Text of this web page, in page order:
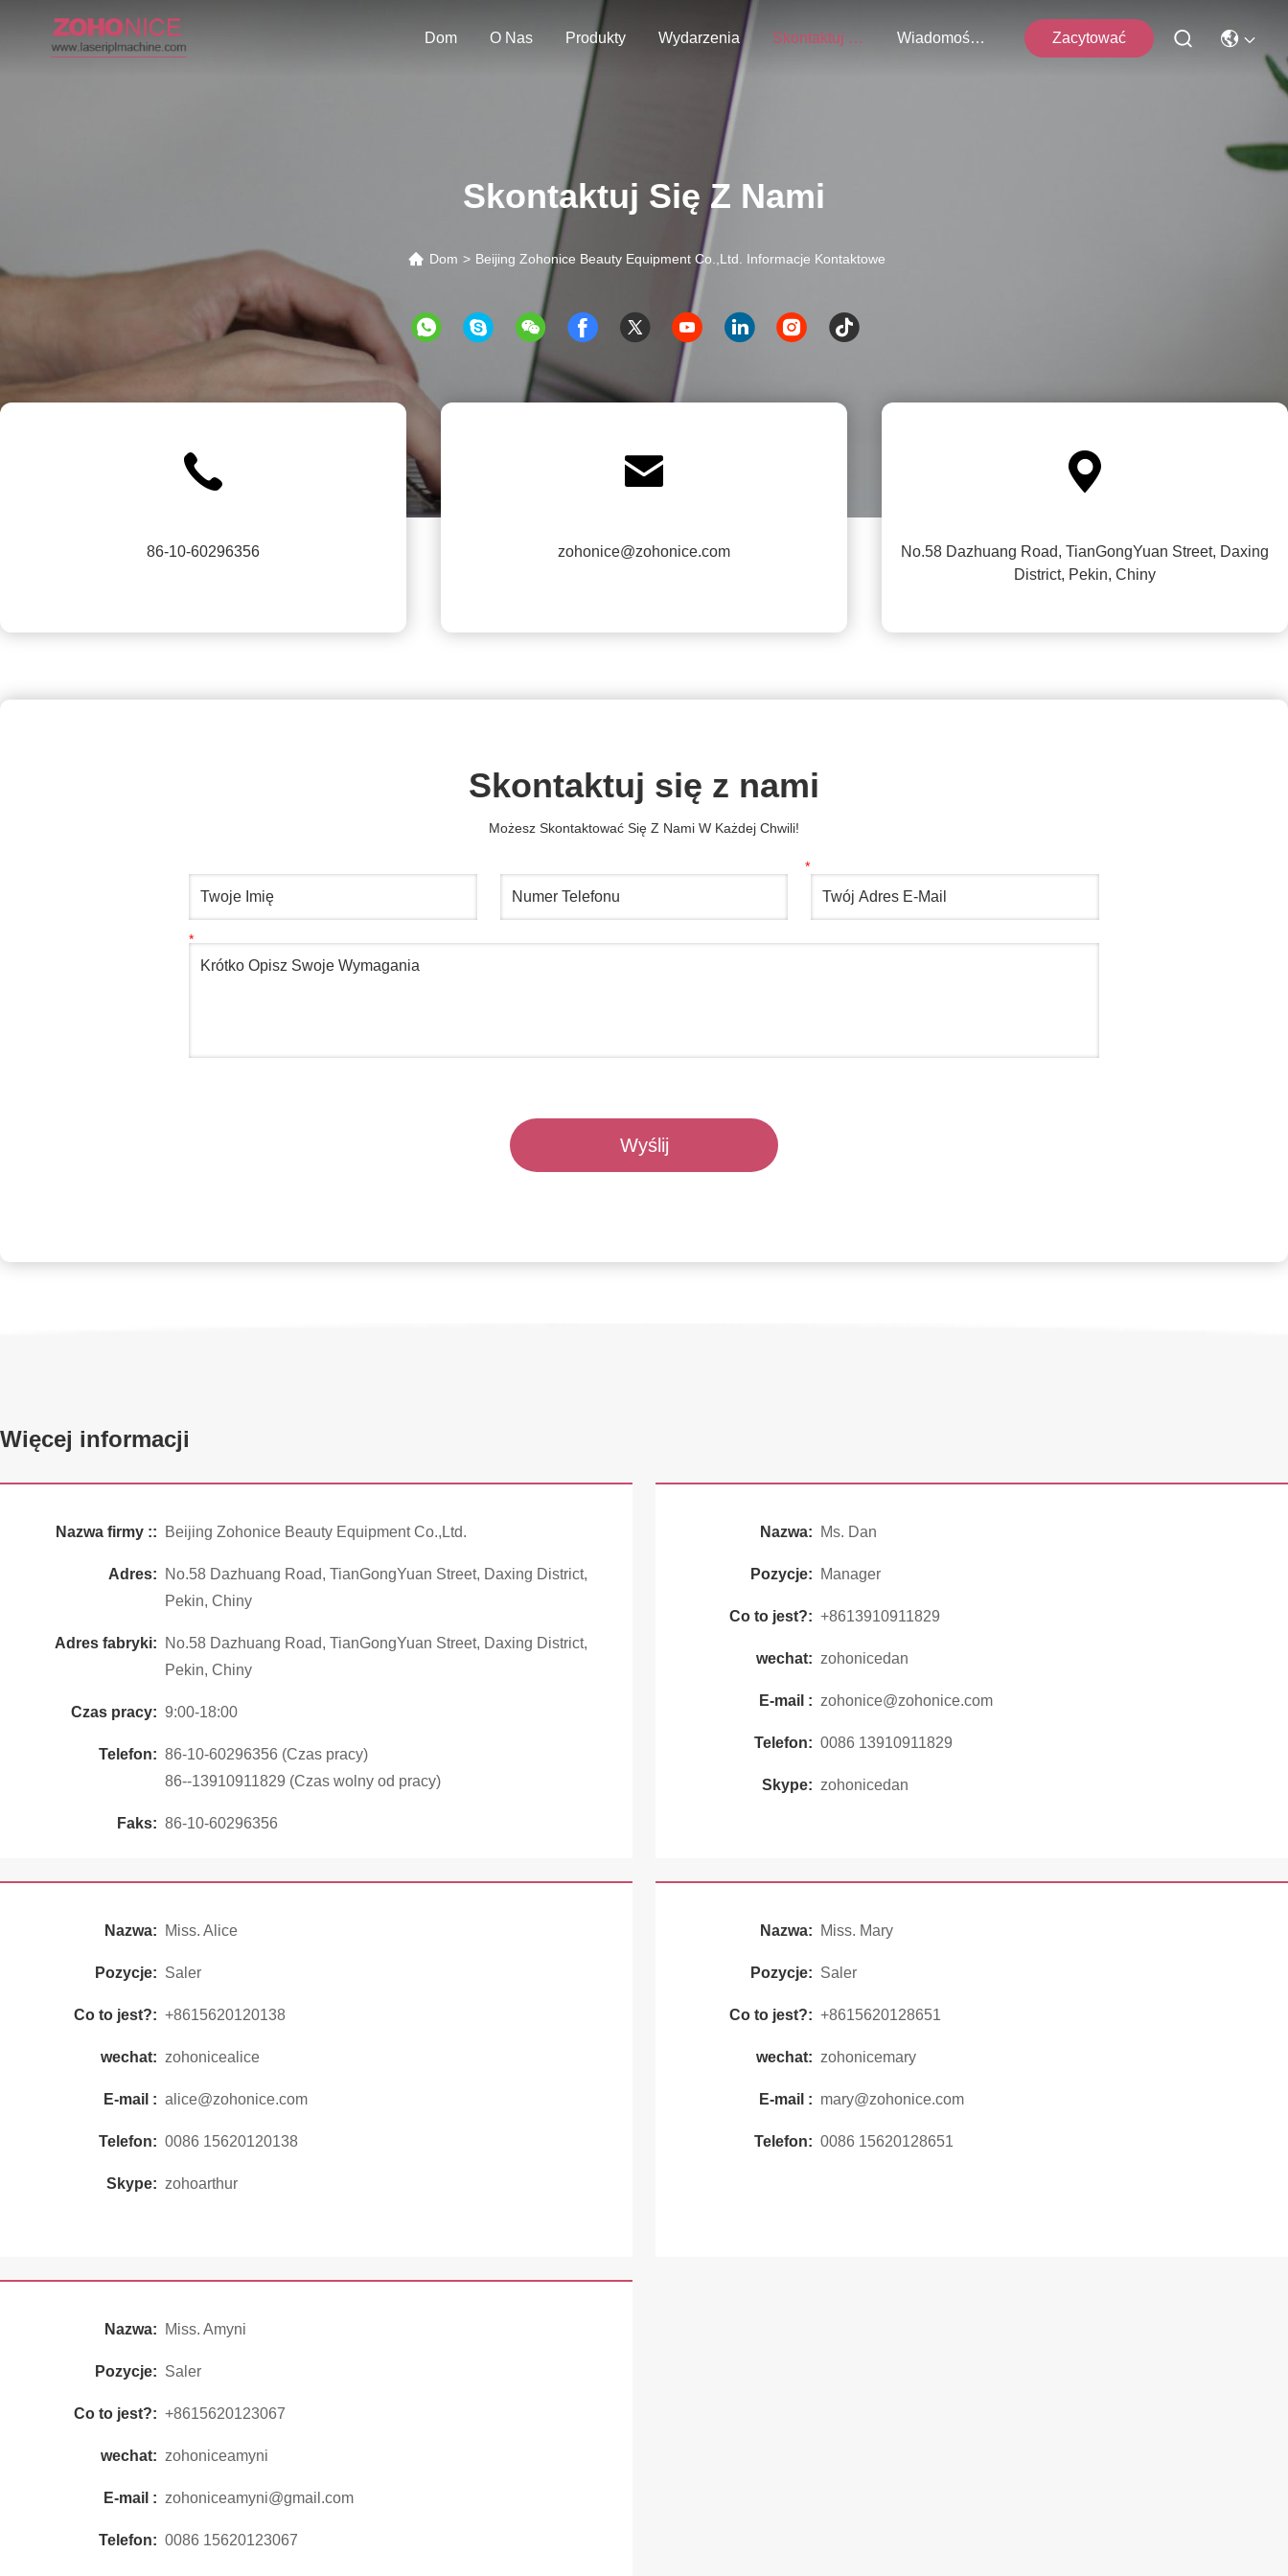
Dom O Nas Produkty Wydarzenia Skontaktuj Się Z Nami Wiadomości Firmowe Zacytować
Skontaktuj Się Z Nami
Dom > Beijing Zohonice Beauty Equipment Co.,Ltd. Informacje Kontaktowe
86-10-60296356

zohonice@zohonice.com

No.58 Dazhuang Road, TianGongYuan Street, Daxing
District, Pekin, Chiny
Skontaktuj się z nami
Możesz Skontaktować Się Z Nami W Każdej Chwili!
Wyślij
Więcej informacji
Nazwa firmy :: Beijing Zohonice Beauty Equipment Co.,Ltd.
Adres:
No.58 Dazhuang Road, TianGongYuan Street, Daxing District,
Pekin, Chiny
Adres fabryki:
No.58 Dazhuang Road, TianGongYuan Street, Daxing District,
Pekin, Chiny
Czas pracy: 9:00-18:00
Telefon: 86-10-60296356 (Czas pracy)
86--13910911829 (Czas wolny od pracy)
Faks: 86-10-60296356
Nazwa: Ms. Dan
Pozycje: Manager
Co to jest?: +8613910911829
wechat: zohonicedan
E-mail : zohonice@zohonice.com
Telefon: 0086 13910911829
Skype: zohonicedan
Nazwa: Miss. Alice
Pozycje: Saler
Co to jest?: +8615620120138
wechat: zohonicealice
E-mail : alice@zohonice.com
Telefon: 0086 15620120138
Skype: zohoarthur
Nazwa: Miss. Mary
Pozycje: Saler
Co to jest?: +8615620128651
wechat: zohonicemary
E-mail : mary@zohonice.com
Telefon: 0086 15620128651
Nazwa: Miss. Amyni
Pozycje: Saler
Co to jest?: +8615620123067
wechat: zohoniceamyni
E-mail : zohoniceamyni@gmail.com
Telefon: 0086 15620123067